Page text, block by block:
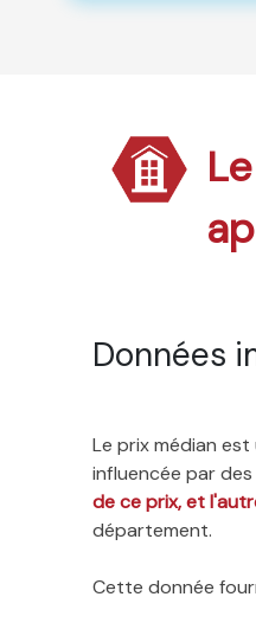
Données
Le prix médian
influencée par
de ce prix, et
département.
Cette donnée